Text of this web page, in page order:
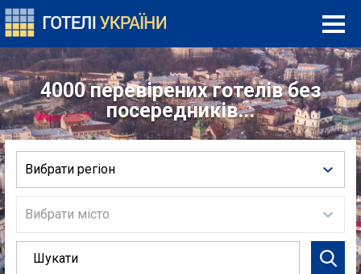
4000 перевірених готелів без
посередників...
Вибрати регіон
Вибрати місто